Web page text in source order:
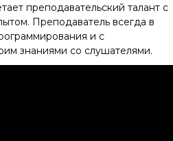
преподавательский талант с
Преподаватель всегда в
и с
знаниями со слушателями.